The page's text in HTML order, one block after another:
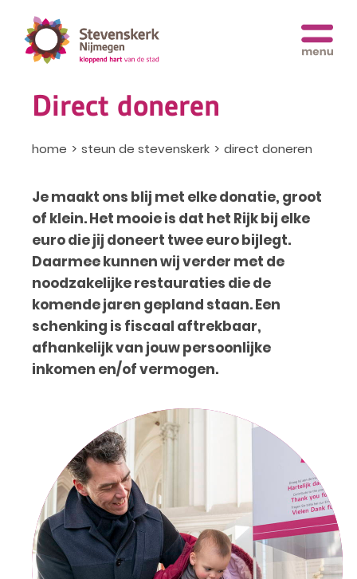
Direct doneren
home steun de stevenskerk direct doneren
Je maakt ons blij met elke donatie, groot
of klein. Het mooie is dat het Rijk bij elke
euro die jij doneert twee euro bijlegt.
Daarmee kunnen wij verder met de
noodzakelijke restauraties die de
komende jaren gepland staan. Een
schenking is fiscaal aftrekbaar,
afhankelijk van jouw persoonlijke
inkomen en/of vermogen.